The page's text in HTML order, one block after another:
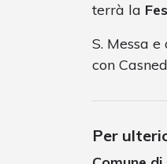
terrà la
S. Messa
con
Per